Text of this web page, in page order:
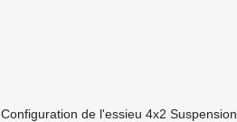
Configuration de l'essieu 4x2 Suspension